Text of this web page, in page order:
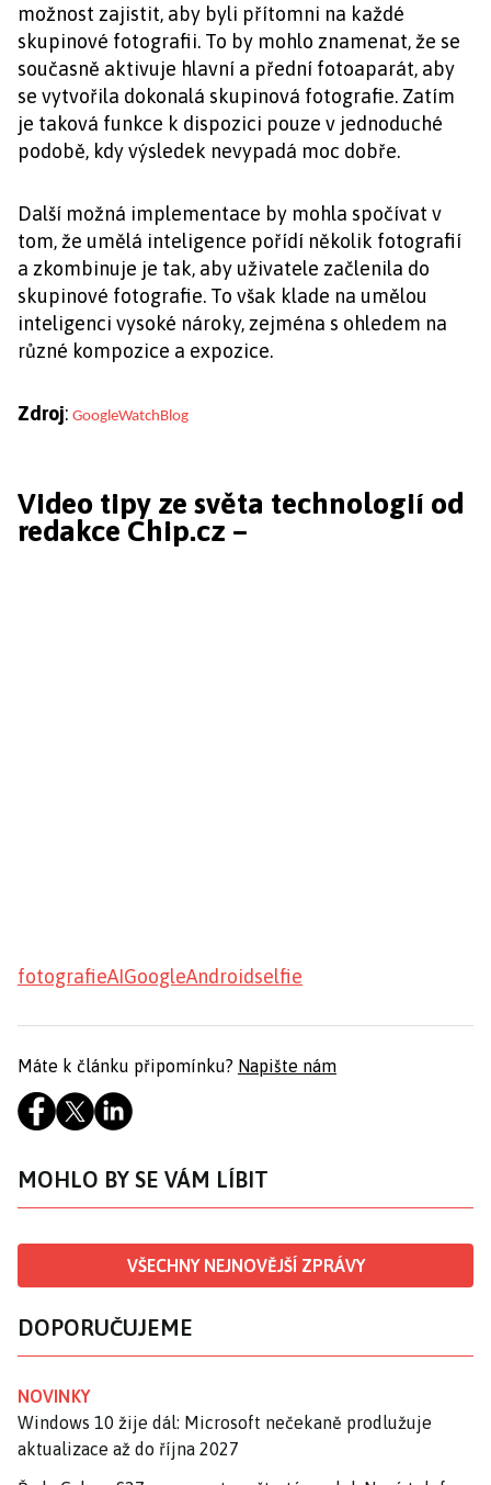
možnost zajistit, aby byli přítomni na každé
skupinové fotografii. To by mohlo znamenat, že se
současně aktivuje hlavní a přední fotoaparát, aby
se vytvořila dokonalá skupinová fotografie. Zatím
je taková funkce k dispozici pouze v jednoduché
podobě, kdy výsledek nevypadá moc dobře.
Další možná implementace by mohla spočívat v
tom, že umělá inteligence pořídí několik fotografií
a zkombinuje je tak, aby uživatele začlenila do
skupinové fotografie. To však klade na umělou
inteligenci vysoké nároky, zejména s ohledem na
různé kompozice a expozice.
Zdroj: GoogleWatchBlog
Video tipy ze světa technologií od
redakce Chip.cz –
fotografieAIGoogleAndroidselfie
Máte k článku připomínku? Napište nám
MOHLO BY SE VÁM LÍBIT
VŠECHNY NEJNOVĚJŠÍ ZPRÁVY
DOPORUČUJEME
NOVINKY
Windows 10 žije dál: Microsoft nečekaně prodlužuje
aktualizace až do října 2027